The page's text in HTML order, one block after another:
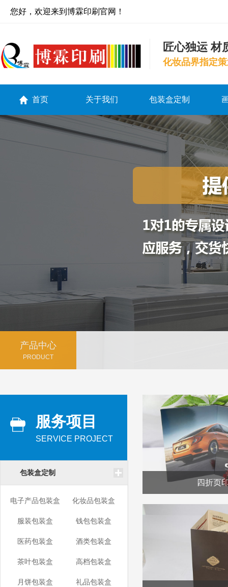
您好，欢迎来到博霖印刷官网！
匠心独运 材
化妆品界指定
首页 关于我们 包装盒定制
产品中心
PRODUCT
服务项目
SERVICE PROJECT
包装盒定制
电子产品包装盒 化妆品包装盒
服装包装盒 钱包包装盒
医药包装盒 酒类包装盒
茶叶包装盒 高档包装盒
月饼包装盒 礼品包装盒
四折页